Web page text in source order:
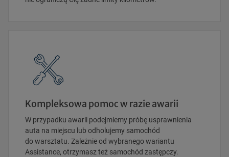
Kompleksowa pomoc w razie awarii
W przypadku awarii podejmiemy próbę usprawnienia
auta na miejscu lub odholujemy samochód
do warsztatu. Zależnie od wybranego wariantu
Assistance, otrzymasz też samochód zastępczy.